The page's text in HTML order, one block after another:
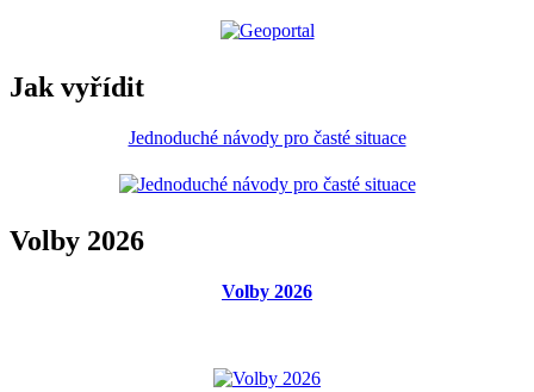
Jak vyřídit
Jednoduché návody pro časté situace
Volby 2026
Volby 2026